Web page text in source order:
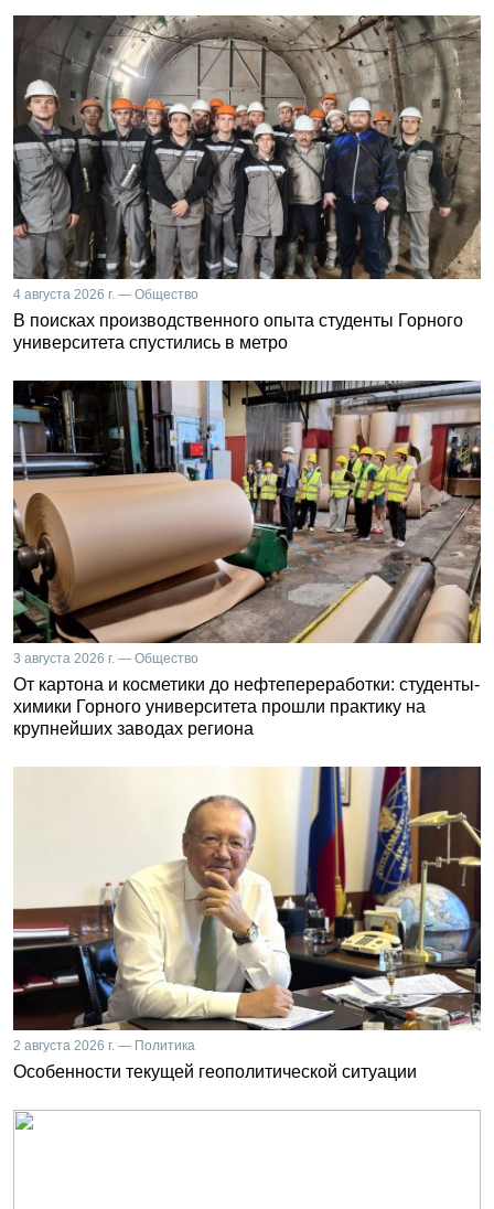
4 августа 2026 г. — Общество
В поисках производственного опыта студенты Горного
университета спустились в метро
3 августа 2026 г. — Общество
От картона и косметики до нефтепереработки: студенты-
химики Горного университета прошли практику на
крупнейших заводах региона
2 августа 2026 г. — Политика
Особенности текущей геополитической ситуации